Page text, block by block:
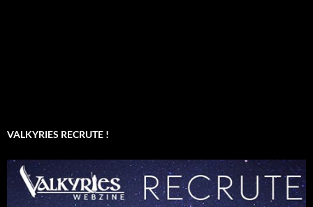
VALKYRIES RECRUTE !